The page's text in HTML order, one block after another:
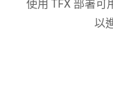
使用 TFX 部署可
以